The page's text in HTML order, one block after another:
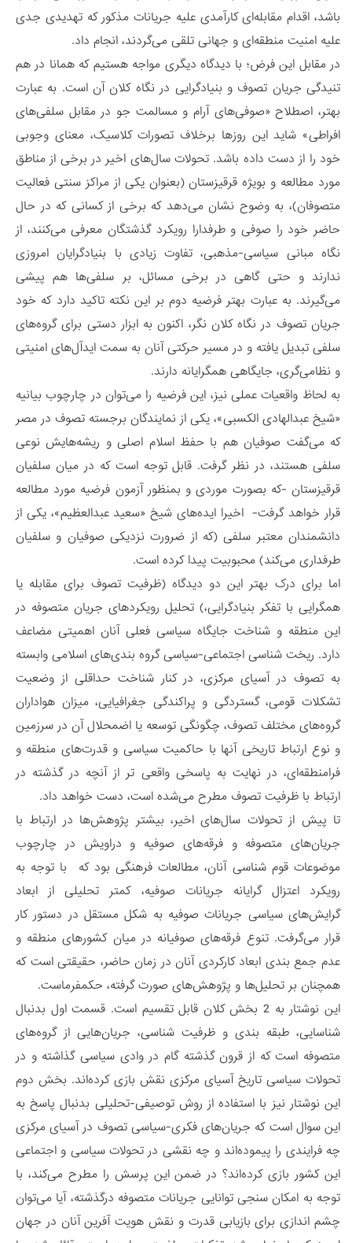
باشد، اقدام مقابله‌ای کارآمدی علیه جریانات مذکور که تهدیدی جدی
علیه امنیت منطقه‌ای و جهانی تلقی می‌گردند، انجام داد.
در مقابل این فرض؛ با دیدگاه دیگری مواجه هستیم که همانا در هم
تنیدگی جریان تصوف و بنیادگرایی در نگاه کلان آن است. به عبارت
بهتر، اصطلاح «صوفی‌های آرام و مسالمت جو در مقابل سلفی‌های
افراطی» شاید این روزها برخلاف تصورات کلاسیک، معنای وجوبی
خود را از دست داده باشد. تحولات سال‌های اخیر در برخی از مناطق
مورد مطالعه و بویژه قرقیزستان (بعنوان یکی از مراکز سنتی فعالیت
متصوفان)، به وضوح نشان می‌دهد که برخی از کسانی که در حال
حاضر خود را صوفی و طرفدارا رویکرد گذشتگان معرفی می‌کنند، از
نگاه مبانی سیاسی-مذهبی، تفاوت زیادی با بنیادگرایان امروزی
ندارند و حتی گاهی در برخی مسائل، بر سلفی‌ها هم پیشی
می‌گیرند. به عبارت بهتر فرضیه دوم بر این نکته تاکید دارد که خود
جریان تصوف در نگاه کلان نگر، اکنون به ابزار دستی برای گروه‌های
سلفی تبدیل یافته و در مسیر حرکتی آنان به سمت ایدآل‌های امنیتی
و نظامی‌گری، جایگاهی همگرایانه دارند.
به لحاظ واقعیات عملی نیز، این فرضیه را می‌توان در چارچوب بیانیه
«شیخ عبدالهادی الکسبی»، یکی از نمایندگان برجسته تصوف در مصر
که می‌گفت صوفیان هم با حفظ اسلام اصلی و ریشه‌هایش نوعی
سلفی هستند، در نظر گرفت. قابل توجه است که در میان سلفیان
قرقیزستان -که بصورت موردی و بمنظور آزمون فرضیه مورد مطالعه
قرار خواهد گرفت- اخیرا ایده‌های شیخ «سعید عبدالعظیم»، یکی از
دانشمندان معتبر سلفی (که از ضرورت نزدیکی صوفیان و سلفیان
طرفداری می‌کند) محبوبیت پیدا کرده است.
اما برای درک بهتر این دو دیدگاه (ظرفیت تصوف برای مقابله یا
همگرایی با تفکر بنیادگرایی،) تحلیل رویکردهای جریان متصوفه در
این منطقه و شناخت جایگاه سیاسی فعلی آنان اهمیتی مضاعف
دارد. ریخت شناسی اجتماعی-سیاسی گروه بندی‌های اسلامی وابسته
به تصوف در آسیای مرکزی، در کنار شناخت حداقلی از وضعیت
تشکلات قومی، گستردگی و پراکندگی جغرافیایی، میزان هواداران
گروه‌های مختلف تصوف، چگونگی توسعه یا اضمحلال آن در سرزمین
و نوع ارتباط تاریخی آنها با حاکمیت سیاسی و قدرت‌های منطقه و
فرامنطقه‌ای، در نهایت به پاسخی واقعی تر از آنچه در گذشته در
ارتباط با ظرفیت تصوف مطرح می‌شده است، دست خواهد داد.
تا پیش از تحولات سال‌های اخیر، بیشتر پژوهش‌ها در ارتباط با
جریان‌های متصوفه و فرقه‌های صوفیه و دراویش در چارچوب
موضوعات قوم شناسی آنان، مطالعات فرهنگی بود که با توجه به
رویکرد اعتزال گرایانه جریانات صوفیه، کمتر تحلیلی از ابعاد
گرایش‌های سیاسی جریانات صوفیه به شکل مستقل در دستور کار
قرار می‌گرفت. تنوع فرقه‌های صوفیانه در میان کشورهای منطقه و
عدم جمع بندی ابعاد کارکردی آنان در زمان حاضر، حقیقتی است که
همچنان بر تحلیل‌ها و پژوهش‌های صورت گرفته، حکمفرماست.
این نوشتار به 2 بخش کلان قابل تقسیم است. قسمت اول بدنبال
شناسایی، طبقه بندی و ظرفیت شناسی، جریان‌هایی از گروه‌های
متصوفه است که از قرون گذشته گام در وادی سیاسی گذاشته و در
تحولات سیاسی تاریخ آسیای مرکزی نقش بازی کرده‌اند. بخش دوم
این نوشتار نیز با استفاده از روش توصیفی-تحلیلی بدنبال پاسخ به
این سوال است که جریان‌های فکری-سیاسی تصوف در آسیای مرکزی
چه فرایندی را پیموده‌اند و چه نقشی در تحولات سیاسی و اجتماعی
این کشور بازی کرده‌اند؟ در ضمن این پرسش را مطرح می‌کند، با
توجه به امکان سنجی توانایی جریانات متصوفه درگذشته، آیا می‌توان
چشم اندازی برای بازیابی قدرت و نقش هویت آفرین آنان در جهان